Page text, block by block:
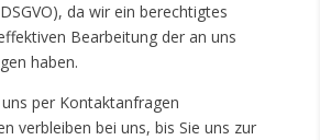
da wir ein berechtigtes
Bearbeitung der an uns
haben.
per Kontaktanfragen
verbleiben bei uns, bis Sie uns zur